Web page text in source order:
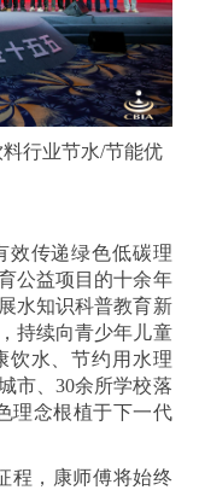
行业节水/节能优
效传递绿色低碳理
公益项目的十余年
水知识科普教育新
持续向青少年儿童
饮水、节约用水理
市、30余所学校落
理念根植于下一代
程，康师傅将始终